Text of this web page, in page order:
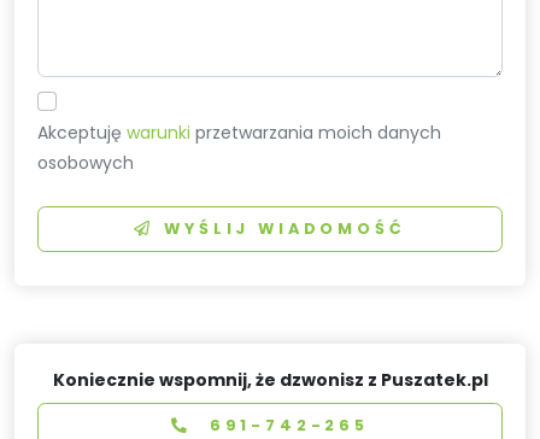
Akceptujęwarunki przetwarzania moich danych
osobowych
WYŚLIJ WIADOMOŚĆ
Koniecznie wspomnij, że dzwonisz z Puszatek.pl
691-742-265